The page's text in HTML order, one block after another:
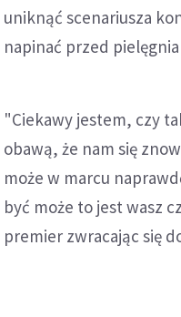
uniknąć scenariusza
napinać przed
"Ciekawy jestem, czy
obawą, że nam się
może w marcu
być może to jest wasz
premier zwracając się